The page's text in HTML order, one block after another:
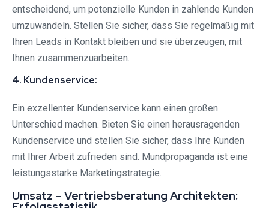
entscheidend, um potenzielle Kunden in zahlende Kunden
umzuwandeln. Stellen Sie sicher, dass Sie regelmäßig mit
Ihren Leads in Kontakt bleiben und sie überzeugen, mit
Ihnen zusammenzuarbeiten.
4. Kundenservice:
Ein exzellenter Kundenservice kann einen großen
Unterschied machen. Bieten Sie einen herausragenden
Kundenservice und stellen Sie sicher, dass Ihre Kunden
mit Ihrer Arbeit zufrieden sind. Mundpropaganda ist eine
leistungsstarke Marketingstrategie.
Umsatz – Vertriebsberatung Architekten: